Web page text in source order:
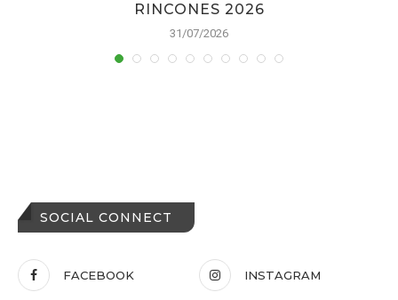
RINCONES 2026
31/07/2026
SOCIAL CONNECT
FACEBOOK INSTAGRAM